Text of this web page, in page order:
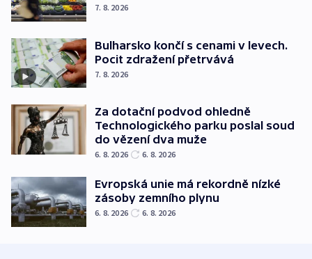
7. 8. 2026
Bulharsko končí s cenami v levech.
Pocit zdražení přetrvává
7. 8. 2026
Za dotační podvod ohledně
Technologického parku poslal soud
do vězení dva muže
6. 8. 2026 6. 8. 2026
Evropská unie má rekordně nízké
zásoby zemního plynu
6. 8. 2026 6. 8. 2026